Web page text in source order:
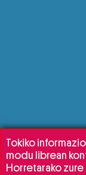
Tokiko
modu librean
Horretarako